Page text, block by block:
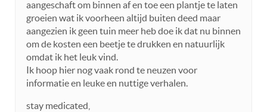
aangeschaft om binnen af en toe een plantje te laten
groeien wat ik voorheen altijd buiten deed maar
aangezien ik geen tuin meer heb doe ik dat nu binnen
om de kosten een beetje te drukken en natuurlijk
omdat ik het leuk vind.
Ik hoop hier nog vaak rond te neuzen voor
informatie en leuke en nuttige verhalen.
stay medicated,